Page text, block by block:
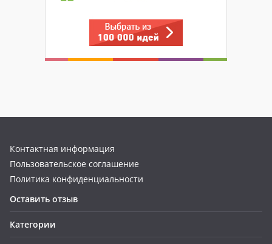
Контактная информация
Пользовательское соглашение
Политика конфиденциальности
Оставить отзыв
Категории